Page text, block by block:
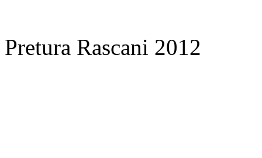
Pretura Rascani 2012